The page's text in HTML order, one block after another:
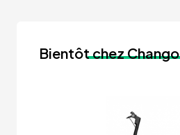
Bientôtchez Chango